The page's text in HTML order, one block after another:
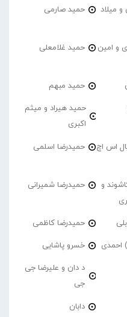
میلاد
حمید صارمی
و امین
حمید غلامعلی
حمید مبهم
حمید هیراد و میثم
اکبری
اس اچ حمیدرضا اسلمی
و
حمیدرضا شمیرانی
حمیدرضا کاظمی
احمدی خسرو پاشایی
د دان و علیرضا جی
جی
دابان